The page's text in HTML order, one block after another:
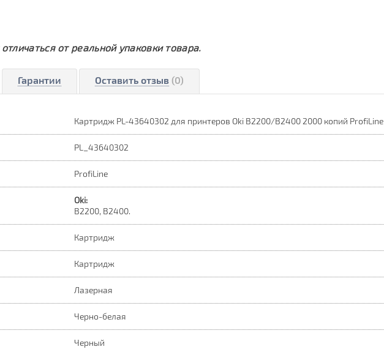
от реальной упаковки товара.
Гарантии Оставить отзыв (0)
Картридж PL-43640302 для принтеров Oki B2200/B2400 2000 копий ProfiLine
PL_43640302
ProfiLine
Oki:
B2200, B2400.
Картридж
Картридж
Лазерная
Черно-белая
Черный